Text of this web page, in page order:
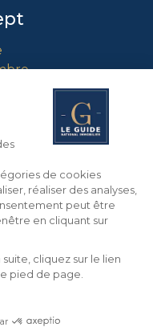
le guide ?
64
7
Tous
de cookies
réaliser des analyses,
peut être
en cliquant sur
cliquez sur le lien
pied de page.